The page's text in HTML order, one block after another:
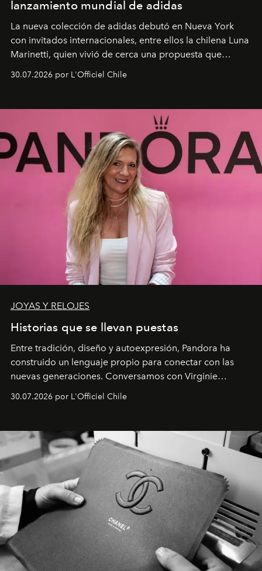
lanzamiento mundial de adidas
La nueva colección de adidas debutó en Nueva York
con invitados internacionales, entre ellos la chilena Luna
Marinetti, quien vivió de cerca una propuesta que
30.07.2026 por L'Officiel Chile
JOYAS Y RELOJES
Historias que se llevan puestas
Entre tradición, diseño y autoexpresión, Pandora ha
construido un lenguaje propio para conectar con las
nuevas generaciones. Conversamos con Virginie
Latinoamérica, sobre identidad, cultura y el valor
30.07.2026 por L'Officiel Chile